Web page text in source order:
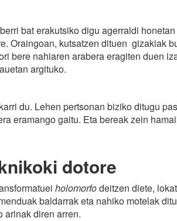
bat erakutsiko digu agerraldi honetan
Oraingoan, kutsatzen dituen gizakiak
bere nahiaren arabera eragiten duen
argituko.
du. Lehen pertsonan biziko ditugu
eramango gaitu. Eta bereak zein
dotore
holomorfodeitzen diete,
baldarrak eta nahiko motelak
arinak diren arren.